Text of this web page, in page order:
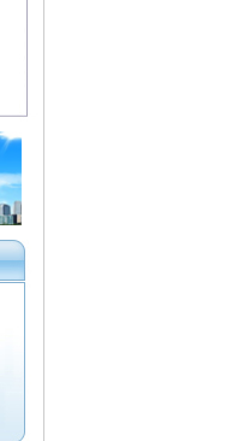
市城区房地产 市场平稳健康发展